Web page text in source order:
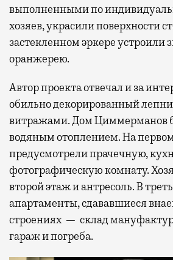
выполненными по
хозяев, украсили поверхности
застекленном эркере
оранжерею.
Автор проекта отвечал и за
обильно декорированный
витражами. Дом Циммерманов
водяным отоплением. На
предусмотрели прачечную,
фотографическую комнату.
второй этаж и антресоль. В
апартаменты, сдававшиеся
строениях — склад
гараж и погреба.